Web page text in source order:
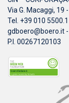
Via G. Macaggi, 19
Tel. +39 010
gdboero@boero.it -
P.I. 00267120103